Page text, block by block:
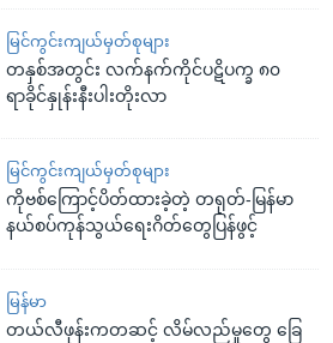
မြင်ကွင်းကျယ်မှတ်စုများ
တနှစ်အတွင်း လက်နက်ကိုင်ပဋိပက္ခ ၈၀
ရာခိုင်နှုန်းနီးပါးတိုးလာ
မြင်ကွင်းကျယ်မှတ်စုများ
ကိုဗစ်ကြောင့်ပိတ်ထားခဲ့တဲ့ တရုတ်-မြန်မာ
နယ်စပ်ကုန်သွယ်ရေးဂိတ်တွေပြန်ဖွင့်
မြန်မာ
တယ်လီဖုန်းကတဆင့် လိမ်လည်မှုတွေ ခြေ